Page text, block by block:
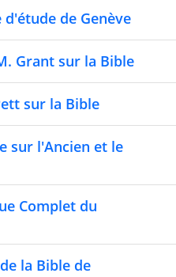
de Genève
Grant sur la Bible
sur la Bible
sur l'Ancien et le
Complet du
la Bible de